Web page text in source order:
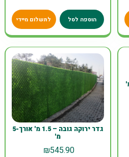
הוספה לסל לתשלום מיידי
גדר ירוקה גובה – 1.5 מ' אורך-5
מ'
₪545.90